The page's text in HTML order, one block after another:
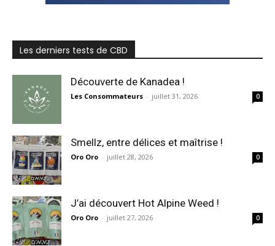
Les derniers tests de CBD
Découverte de Kanadea !
Les Consommateurs - juillet 31, 2026 0
Smellz, entre délices et maîtrise !
Oro Oro - juillet 28, 2026 0
J’ai découvert Hot Alpine Weed !
Oro Oro - juillet 27, 2026 0